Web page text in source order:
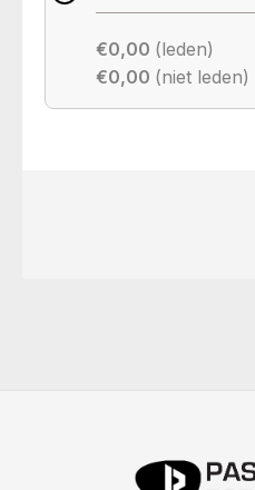
€0,00 (leden)
€0,00 (niet leden)